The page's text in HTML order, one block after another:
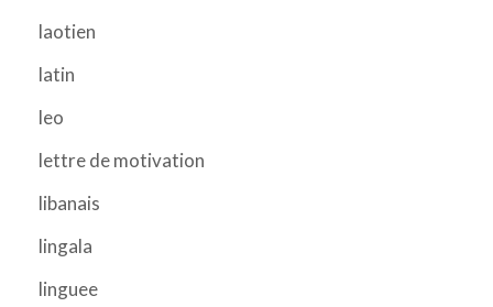
laotien
latin
leo
lettre de motivation
libanais
lingala
linguee